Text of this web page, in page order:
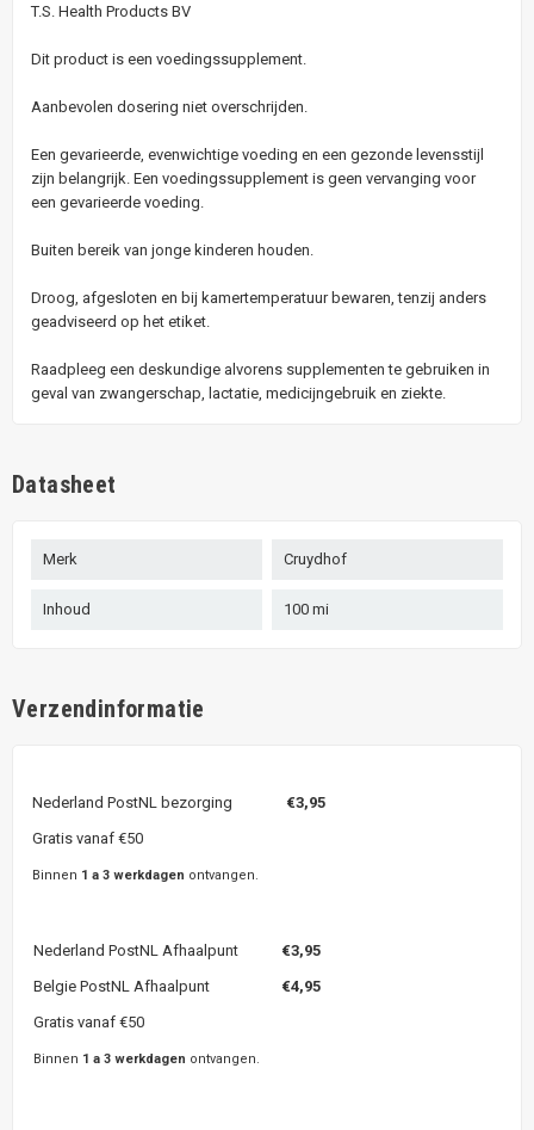
T.S. Health Products BV
Dit product is een voedingssupplement.
Aanbevolen dosering niet overschrijden.
Een gevarieerde, evenwichtige voeding en een gezonde levensstijl
zijn belangrijk. Een voedingssupplement is geen vervanging voor
een gevarieerde voeding.
Buiten bereik van jonge kinderen houden.
Droog, afgesloten en bij kamertemperatuur bewaren, tenzij anders
geadviseerd op het etiket.
Raadpleeg een deskundige alvorens supplementen te gebruiken in
geval van zwangerschap, lactatie, medicijngebruik en ziekte.
Datasheet
Merk Cruydhof
Inhoud 100 mi
Verzendinformatie
Nederland PostNL bezorging €3,95
Gratis vanaf €50
Binnen 1 a 3 werkdagen ontvangen.
Nederland PostNL Afhaalpunt €3,95
Belgie PostNL Afhaalpunt
€4,95
Gratis vanaf €50
Binnen 1 a 3 werkdagen ontvangen.